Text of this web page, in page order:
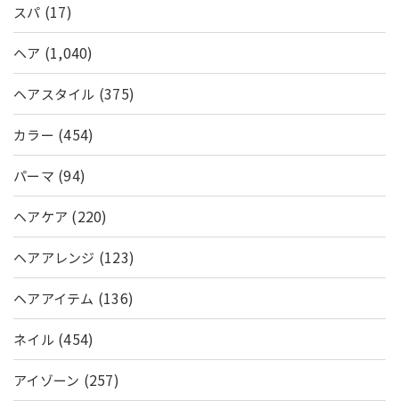
スパ (17)
ヘア (1,040)
ヘアスタイル (375)
カラー (454)
パーマ (94)
ヘアケア (220)
ヘアアレンジ (123)
ヘアアイテム (136)
ネイル (454)
アイゾーン (257)